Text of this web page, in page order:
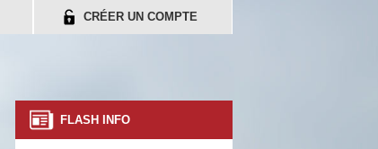
CRÉER UN COMPTE
FLASH INFO